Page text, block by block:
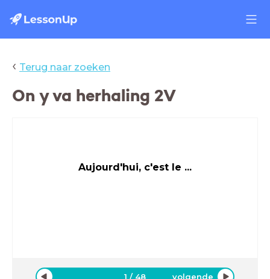
‹ Terug naar zoeken
On y va herhaling 2V
Aujourd'hui, c'est le ...
1 / 48 volgende